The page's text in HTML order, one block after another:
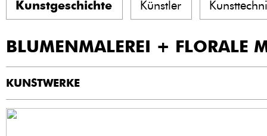
Kunstgeschichte Künstler
BLUMENMALEREI + FLORALE
KUNSTWERKE